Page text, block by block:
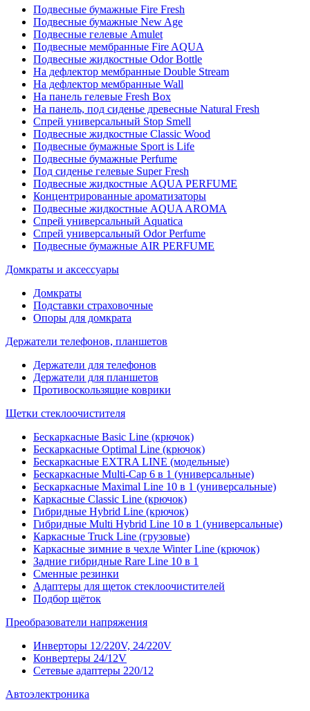
Подвесные бумажные Fire Fresh
Подвесные бумажные New Age
Подвесные гелевые Amulet
Подвесные мембранные Fire AQUA
Подвесные жидкостные Odor Bottle
На дефлектор мембранные Double Stream
На дефлектор мембранные Wall
На панель гелевые Fresh Box
На панель, под сиденье древесные Natural Fresh
Спрей универсальный Stop Smell
Подвесные жидкостные Classic Wood
Подвесные бумажные Sport is Life
Подвесные бумажные Perfume
Под сиденье гелевые Super Fresh
Подвесные жидкостные AQUA PERFUME
Концентрированные ароматизаторы
Подвесные жидкостные AQUA AROMA
Спрей универсальный Aquatica
Спрей универсальный Odor Perfume
Подвесные бумажные AIR PERFUME
Домкраты и аксессуары
Домкраты
Подставки страховочные
Опоры для домкрата
Держатели телефонов, планшетов
Держатели для телефонов
Держатели для планшетов
Противоскользящие коврики
Щетки стеклоочистителя
Бескаркасные Basic Line (крючок)
Бескаркасные Optimal Line (крючок)
Бескаркасные EXTRA LINE (модельные)
Бескаркасные Multi-Cap 6 в 1 (универсальные)
Бескаркасные Maximal Line 10 в 1 (универсальные)
Каркасные Classic Line (крючок)
Гибридные Hybrid Line (крючок)
Гибридные Multi Hybrid Line 10 в 1 (универсальные)
Каркасные Truck Line (грузовые)
Каркасные зимние в чехле Winter Line (крючок)
Задние гибридные Rare Line 10 в 1
Сменные резинки
Адаптеры для щеток стеклоочистителей
Подбор щёток
Преобразователи напряжения
Инверторы 12/220V, 24/220V
Конвертеры 24/12V
Сетевые адаптеры 220/12
Автоэлектроника